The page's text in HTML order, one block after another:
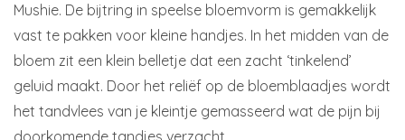
Mushie. De bijtring in speelse bloemvorm is gemakkelijk
vast te pakken voor kleine handjes. In het midden van de
bloem zit een klein belletje dat een zacht ‘tinkelend’
geluid maakt. Door het reliëf op de bloemblaadjes wordt
het tandvlees van je kleintje gemasseerd wat de pijn bij